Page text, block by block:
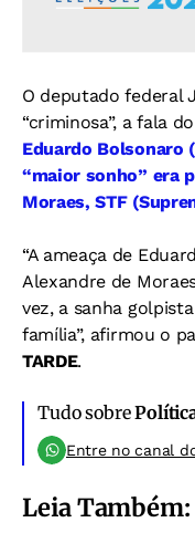
O deputado federal
“criminosa”, a fala
Eduardo Bolsonaro
“maior sonho” era
Moraes, STF
“A ameaça de
Alexandre de
vez, a sanha
família”, afirmou o
TARDE.
Tudo sobre
Entre no canal
Leia Também: